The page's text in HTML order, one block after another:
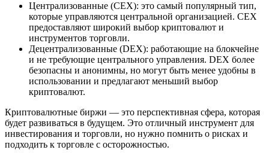
Централизованные (CEX): это самый популярный тип,
которые управляются центральной организацией. CEX
предоставляют широкий выбор криптовалют и
инструментов торговли.
Децентрализованные (DEX): работающие на блокчейне
и не требующие центрального управления. DEX более
безопасны и анонимны, но могут быть менее удобны в
использовании и предлагают меньший выбор
криптовалют.
Криптовалютные биржи — это перспективная сфера, которая
будет развиваться в будущем. Это отличный инструмент для
инвестирования и торговли, но нужно помнить о рисках и
подходить к торговле с осторожностью.